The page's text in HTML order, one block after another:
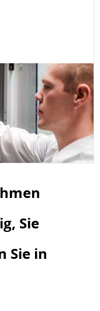
Sie
Sie in